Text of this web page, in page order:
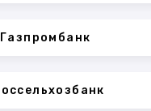
Газпромбанк